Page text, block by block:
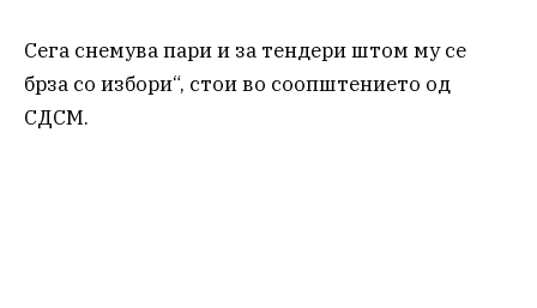
Сега снемува пари и за тендери штом му се
брза со избори“, стои во соопштението од
СДСМ.